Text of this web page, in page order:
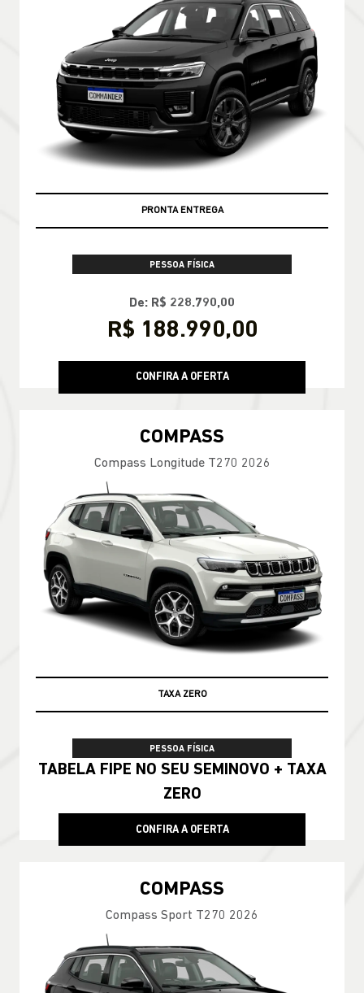
PRONTA ENTREGA
PESSOA FÍSICA
De: R$ 228.790,00
R$ 188.990,00
CONFIRA A OFERTA
COMPASS
Compass Longitude T270 2026
TAXA ZERO
PESSOA FÍSICA
TABELA FIPE NO SEU SEMINOVO + TAXA
ZERO
CONFIRA A OFERTA
COMPASS
Compass Sport T270 2026